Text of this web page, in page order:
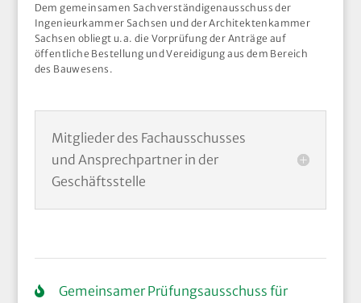
Dem gemeinsamen Sachverständigenausschuss der
Ingenieurkammer Sachsen und der Architektenkammer
Sachsen obliegt u.a. die Vorprüfung der Anträge auf
öffentliche Bestellung und Vereidigung aus dem Bereich
des Bauwesens.
Mitglieder des Fachausschusses
und Ansprechpartner in der
Geschäftsstelle
Gemeinsamer Prüfungsausschuss für